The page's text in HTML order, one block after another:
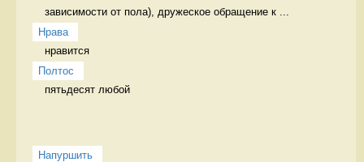
зависимости от пола), дружеское обращение к ...
Нрава
нравится
Полтос
пятьдесят любой
Напуршить